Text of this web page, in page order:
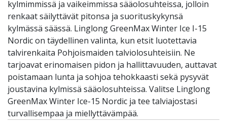
kylmimmissä ja vaikeimmissa sääolosuhteissa, jolloin
renkaat säilyttävät pitonsa ja suorituskykynsä
kylmässä säässä. Linglong GreenMax Winter Ice I-15
Nordic on täydellinen valinta, kun etsit luotettavia
talvirenkaita Pohjoismaiden talviolosuhteisiin. Ne
tarjoavat erinomaisen pidon ja hallittavuuden, auttavat
poistamaan lunta ja sohjoa tehokkaasti sekä pysyvät
joustavina kylmissä sääolosuhteissa. Valitse Linglong
GreenMax Winter Ice-15 Nordic ja tee talviajostasi
turvallisempaa ja miellyttävämpää.